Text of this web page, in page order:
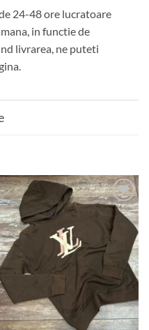
24-48 ore lucratoare
in functie de
livrarea, ne puteti
Add to
wishlist